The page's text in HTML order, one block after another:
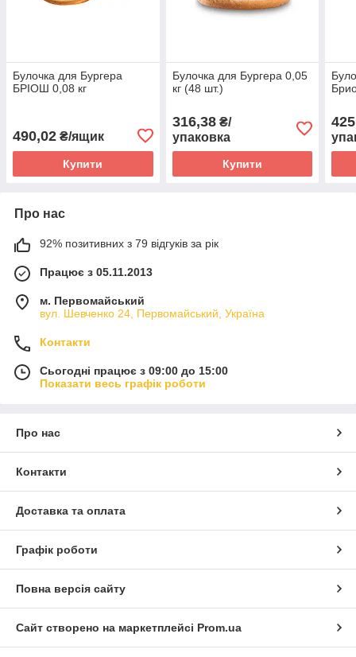
Булочка для Бургера
БРІОШ 0,08 кг
490,02 ₴/ящик
Купити
Булочка для Бургера 0,05
кг (48 шт.)
316,38₴/
упаковка
Купити
Про нас
92% позитивних з 79 відгуків за рік
Працює з 05.11.2013
м. Первомайський
вул. Шевченко 24, Первомайський, Україна
Контакти
Сьогодні працює з 09:00 до 15:00
Показати весь графік роботи
Про нас
Контакти
Доставка та оплата
Графік роботи
Повна версія сайту
Сайт створено на маркетплейсі Prom.ua